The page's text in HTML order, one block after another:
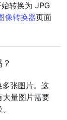
转换为 JPG
像转换器页面
多张图片。这
大量图片需要